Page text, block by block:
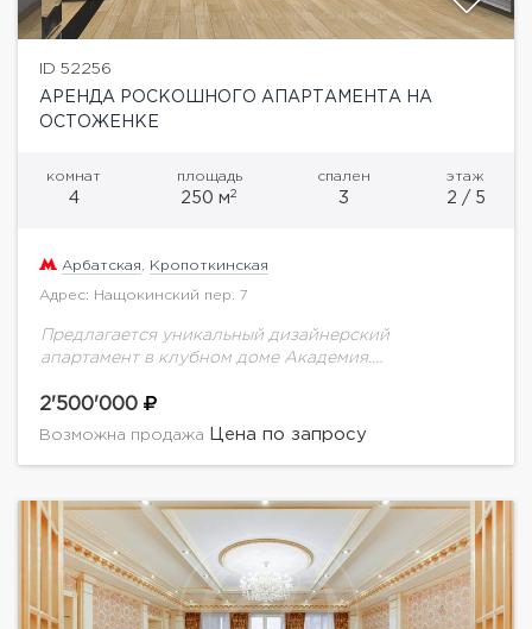
ID 52256
АРЕНДА РОСКОШНОГО АПАРТАМЕНТА НА
ОСТОЖЕНКЕ
комнат
4
площадь
250 м2
спален
3
этаж
2 / 5
Арбатская Кропоткинская
Адрес: Нащокинский пер. 7
Предлагается уникальный дизайнерский
апартамент в клубном доме Академия.
включает в себя: кухню-столовую, которая отделена
от просторной гостиной, приватную зону,
2'500'000
Возможна продажа Цена по запросу